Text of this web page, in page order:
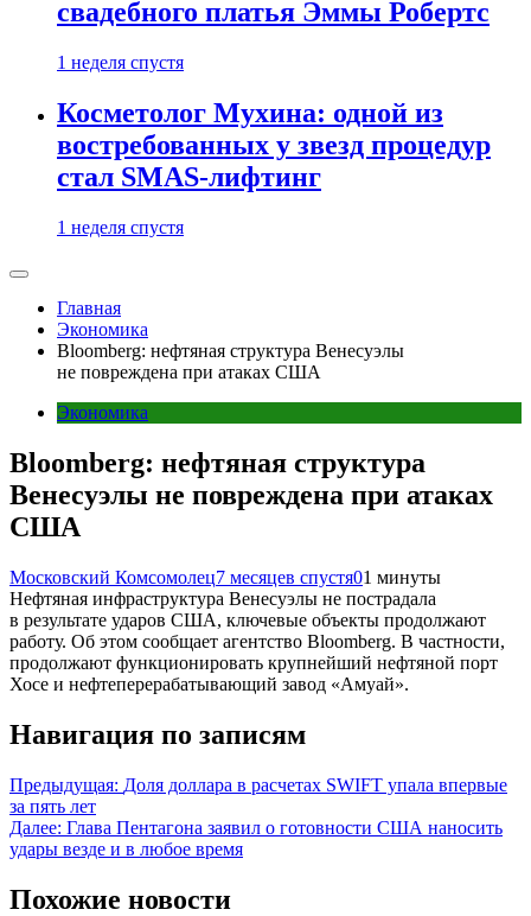
свадебного платья Эммы Робертс
1 неделя спустя
Косметолог Мухина: одной из
востребованных у звезд процедур
стал SMAS-лифтинг
1 неделя спустя
Главная
Экономика
Bloomberg: нефтяная структура Венесуэлы
не повреждена при атаках США
Экономика
Bloomberg: нефтяная структура
Венесуэлы не повреждена при атаках
США
Московский Комсомолец7 месяцев спустя01 минуты
Нефтяная инфраструктура Венесуэлы не пострадала
в результате ударов США, ключевые объекты продолжают
работу. Об этом сообщает агентство Bloomberg. В частности,
продолжают функционировать крупнейший нефтяной порт
Хосе и нефтеперерабатывающий завод «Амуай».
Навигация по записям
Предыдущая: Доля доллара в расчетах SWIFT упала впервые
за пять лет
Далее: Глава Пентагона заявил о готовности США наносить
удары везде и в любое время
Похожие новости